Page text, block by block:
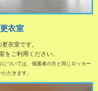
衣室
衣室です。
をご利用ください。
ついては、保護者の方と同じロッカー
だきます。